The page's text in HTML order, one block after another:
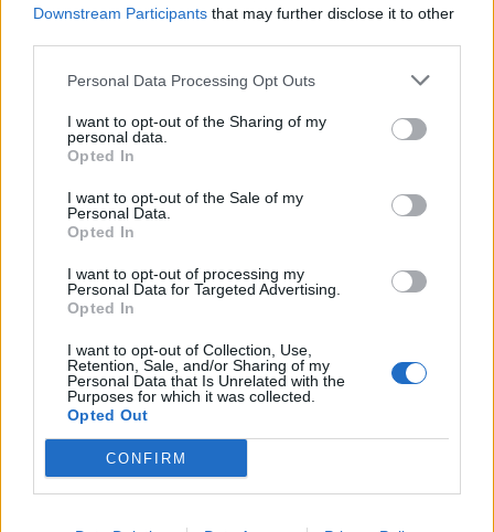
Downstream Participants that may further disclose it to other
Personal Data Processing Opt Outs
I want to opt-out of the Sharing of my
personal data.
Opted In
I want to opt-out of the Sale of my
Personal Data.
Opted In
I want to opt-out of processing my
Personal Data for Targeted Advertising.
Opted In
I want to opt-out of Collection, Use,
Retention, Sale, and/or Sharing of my
Personal Data that Is Unrelated with the
Purposes for which it was collected.
Opted Out
CONFIRM
ΕΛΛΆΔΑ
Ζαχάρω: Δύο αυτοκτονίες μέσα σε 24
ώρες
Η Συντακτική ομάδα του Libre
26 Δεκεμβρίου, 2022
Συγκλονισμένη είναι η τοπική κοινότητα της
Ζαχάρως, καθώς την ημέρα των Χριστουγέννων
σημειώθηκαν δύο αυτοκτονίες στην ευρύτερη
περιοχή. Όπως αναφέρει το Patrisnews, δύο